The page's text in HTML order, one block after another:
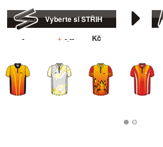
Vyberte si STŘIH
+